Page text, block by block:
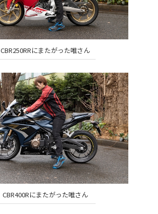
CBR250RRにまたがった唯さん
CBR400Rにまたがった唯さん